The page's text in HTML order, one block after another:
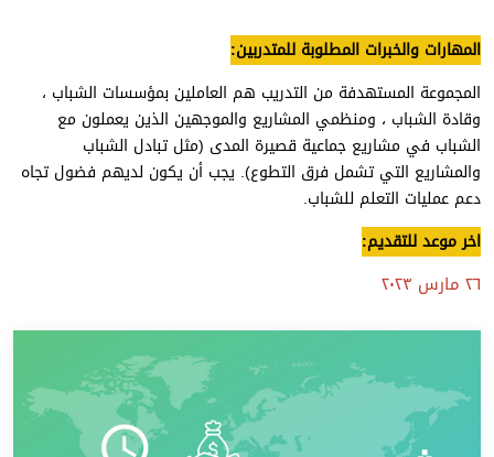
المهارات والخبرات المطلوبة للمتدربين:
المجموعة المستهدفة من التدريب هم العاملين بمؤسسات الشباب ،
وقادة الشباب ، ومنظمي المشاريع والموجهين الذين يعملون مع
الشباب في مشاريع جماعية قصيرة المدى (مثل تبادل الشباب
والمشاريع التي تشمل فرق التطوع). يجب أن يكون لديهم فضول تجاه
دعم عمليات التعلم للشباب.
اخر موعد للتقديم:
٢٦ مارس ٢٠٢٣